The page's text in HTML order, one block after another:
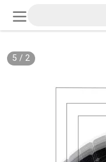
2
/
5